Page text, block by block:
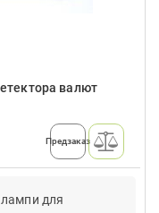
валют
Предзаказ
лампи для